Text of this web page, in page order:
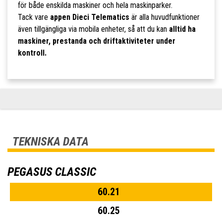
för både enskilda maskiner och hela maskinparker.
Tack vare appen Dieci Telematics är alla huvudfunktioner
även tillgängliga via mobila enheter, så att du kan alltid ha
maskiner, prestanda och driftaktiviteter under
kontroll.
TEKNISKA DATA
PEGASUS CLASSIC
60.21
60.25